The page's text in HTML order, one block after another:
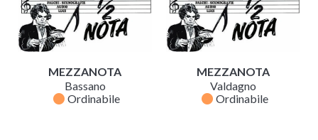
MEZZANOTA
Bassano
fiber_manual_record Ordinabile
MEZZANOTA
Valdagno
fiber_manual_record Ordinabile